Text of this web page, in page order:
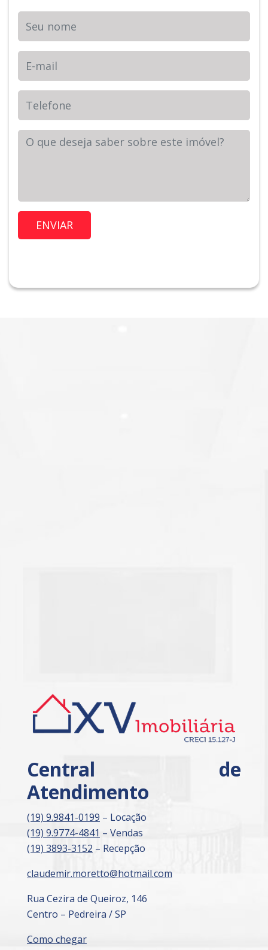
Telefone
Sua Mensagem
Central de
Atendimento
(19) 9.9841-0199 – Locação
(19) 9.9774-4841 – Vendas
(19) 3893-3152 – Recepção
claudemir.moretto@hotmail.com
Rua Cezira de Queiroz, 146
Centro – Pedreira / SP
Como chegar